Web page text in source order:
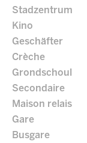
Stadzentrum
Kino
Geschäfter
Crèche
Grondschoul
Secondaire
Maison relais
Gare
Busgare